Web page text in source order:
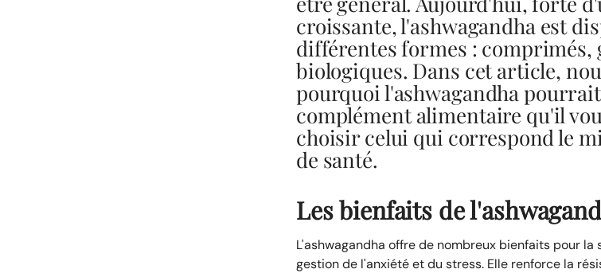
croissante, l'ashwagandha est
différentes formes : comprimés,
biologiques. Dans cet article,
pourquoi l'ashwagandha
complément alimentaire qu'il
choisir celui qui correspond le
de santé.
Les bienfaits de
L'ashwagandha offre de nombreux bienfaits pour la
gestion de l'anxiété et du stress. Elle renforce la